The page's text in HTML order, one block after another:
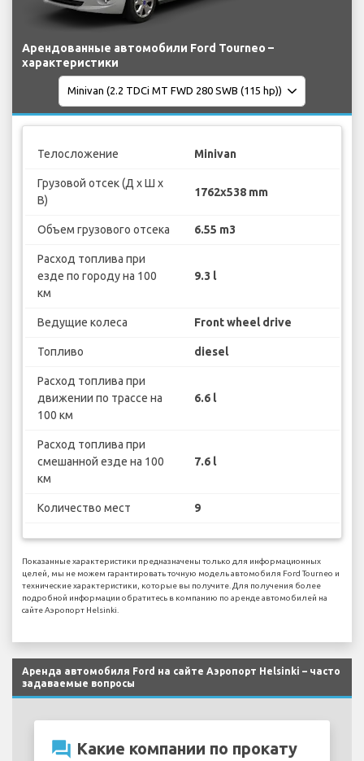
Арендованные автомобили Ford Tourneo –
характеристики
Телосложение Minivan
Грузовой отсек (Д х Ш х
В)
1762x538 mm
Объем грузового отсека 6.55 m3
Расход топлива при
езде по городу на 100
км
9.3 l
Ведущие колеса Front wheel drive
Топливо diesel
Расход топлива при
движении по трассе на
100 км
6.6 l
Расход топлива при
смешанной езде на 100
км
7.6 l
Количество мест 9
Показанные характеристики предназначены только для информационных
целей, мы не можем гарантировать точную модель автомобиля Ford Tourneo и
технические характеристики, которые вы получите. Для получения более
подробной информации обратитесь в компанию по аренде автомобилей на
сайте Аэропорт Helsinki.
Аренда автомобиля Ford на сайте Аэропорт Helsinki – часто
задаваемые вопросы
question_answer Какие компании по прокату